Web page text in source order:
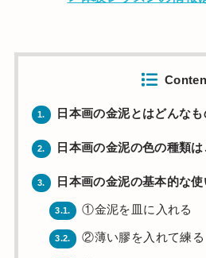
1. 日本画の金泥とはどんなも
2. 日本画の金泥の色の種類は
3. 日本画の金泥の基本的な使
3.1. ①金泥を皿に入れる
3.2. ②薄い膠を入れて練る